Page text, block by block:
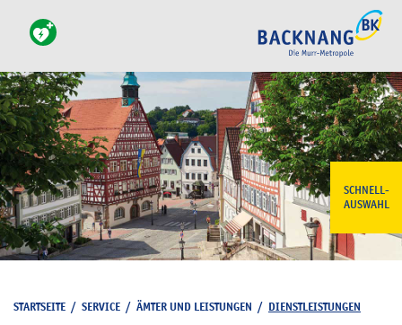
SCHNELL-
AUSWAHL
STARTSEITE / SERVICE / ÄMTER UND LEISTUNGEN / DIENSTLEISTUNGEN